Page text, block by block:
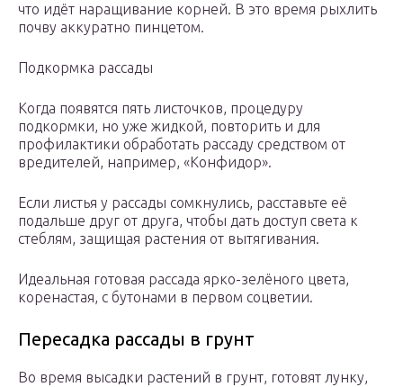
что идёт наращивание корней. В это время рыхлить
почву аккуратно пинцетом.
Подкормка рассады
Когда появятся пять листочков, процедуру
подкормки, но уже жидкой, повторить и для
профилактики обработать рассаду средством от
вредителей, например, «Конфидор».
Если листья у рассады сомкнулись, расставьте её
подальше друг от друга, чтобы дать доступ света к
стеблям, защищая растения от вытягивания.
Идеальная готовая рассада ярко-зелёного цвета,
коренастая, с бутонами в первом соцветии.
Пересадка рассады в грунт
Во время высадки растений в грунт, готовят лунку,